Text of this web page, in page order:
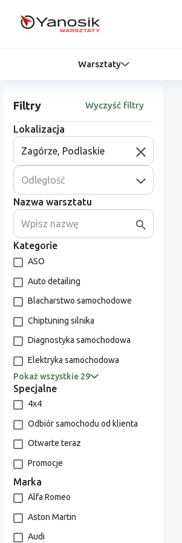
Warsztaty
Filtry Wyczyść filtry
Lokalizacja
Odległość
Nazwa warsztatu
Kategorie
ASO
Auto detailing
Blacharstwo samochodowe
Chiptuning silnika
Diagnostyka samochodowa
Elektryka samochodowa
Pokaż wszystkie 29
Specjalne
4x4
Odbiór samochodu od klienta
Otwarte teraz
Promocje
Marka
Alfa Romeo
Aston Martin
Audi